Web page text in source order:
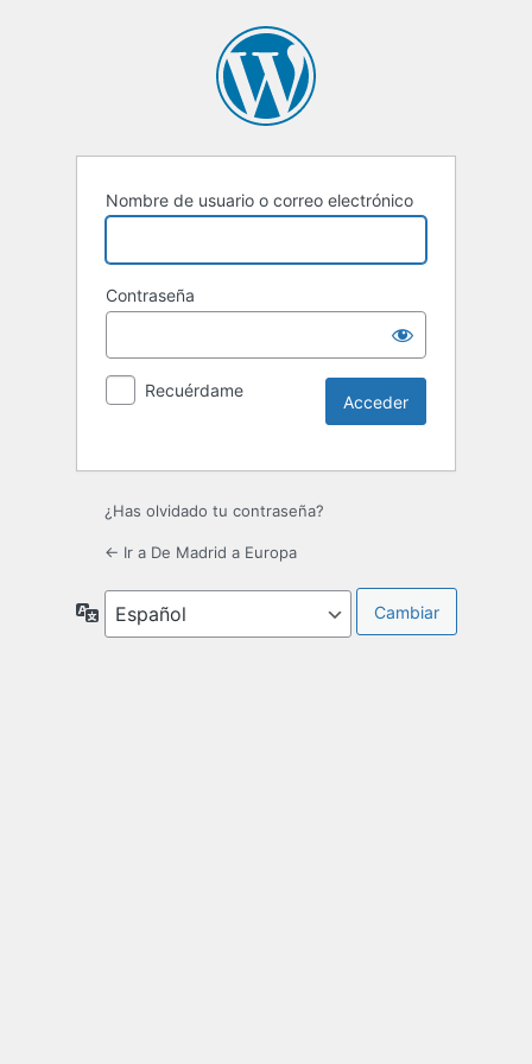
Nombre de usuario o correo electrónico
Contraseña
Recuérdame
¿Has olvidado tu contraseña?
← Ir a De Madrid a Europa
Idioma